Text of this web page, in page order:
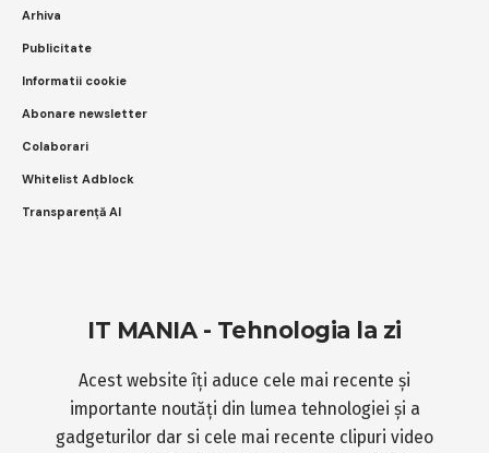
Arhiva
Publicitate
Informatii cookie
Abonare newsletter
Colaborari
Whitelist Adblock
Transparență AI
IT MANIA - Tehnologia la zi
Acest website îți aduce cele mai recente și
importante noutăți din lumea tehnologiei și a
gadgeturilor dar si cele mai recente clipuri video